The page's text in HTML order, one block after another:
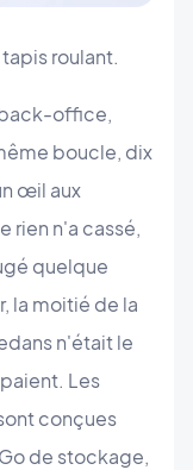
roulant.
office,
boucle, dix
œil aux
rien n'a cassé,
quelque
la moitié de la
n'était le
Les
conçues
de stockage,